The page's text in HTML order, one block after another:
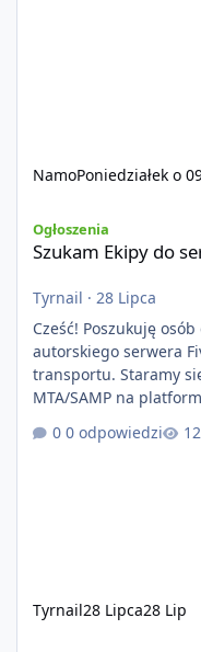
NamoPoniedziałek o
Ogłoszenia
Szukam Ekipy do
Tyrnail · 28 Lipca
Cześć! Poszukuję osób do współtworzenia TRUCK RPG -
autorskiego serwera
transportu. Staramy
MTA/SAMP na
kontentu dla graczy
jeździć ciężarówką. Projekt tworzony jest od podstaw z
0 odpowiedzi
Tyrnail28 Lipca28 Lip